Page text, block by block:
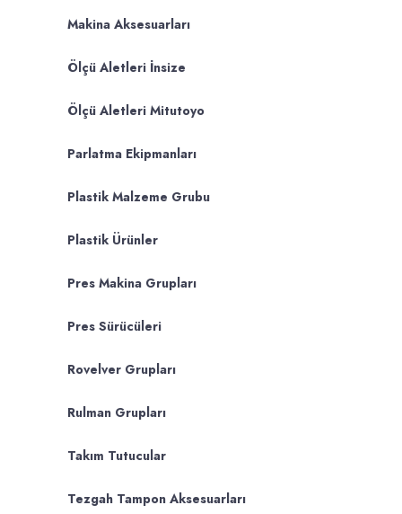
Makina Aksesuarları
Ölçü Aletleri İnsize
Ölçü Aletleri Mitutoyo
Parlatma Ekipmanları
Plastik Malzeme Grubu
Plastik Ürünler
Pres Makina Grupları
Pres Sürücüleri
Rovelver Grupları
Rulman Grupları
Takım Tutucular
Tezgah Tampon Aksesuarları